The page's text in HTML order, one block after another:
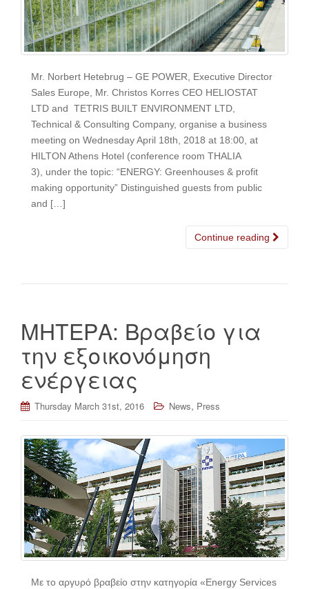
Mr. Norbert Hetebrug – GE POWER, Executive Director
Sales Europe, Mr. Christos Korres CEO HELIOSTAT
LTD and TETRIS BUILT ENVIRONMENT LTD,
Technical & Consulting Company, organise a business
meeting on Wednesday April 18th, 2018 at 18:00, at
HILTON Athens Hotel (conference room THALIA
3), under the topic: “ENERGY: Greenhouses & profit
making opportunity” Distinguished guests from public
and […]
Continue reading
ΜΗΤΕΡΑ: Βραβείο για
την εξοικονόμηση
ενέργειας
Thursday March 31st, 2016 News, Press
Με το αργυρό βραβείο στην κατηγορία «Energy Services